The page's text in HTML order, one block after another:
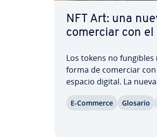
NFT Art: una
comerciar con el
Los tokens no fungibles
forma de comerciar
espacio digital. La
Art.finance, creada en
más allá: ofrece a los
y a los in­ve­r­so­res de
E-Commerce Glosario